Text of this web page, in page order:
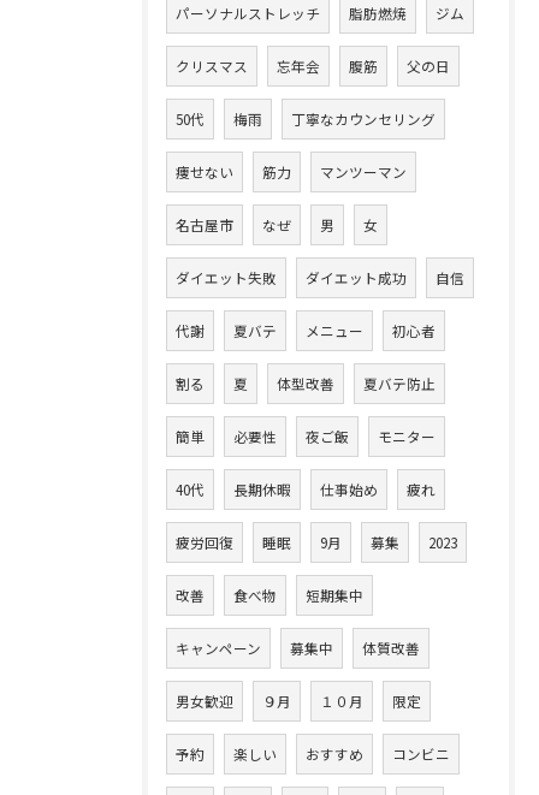
パーソナルストレッチ 脂肪燃焼 ジム
クリスマス 忘年会 腹筋 父の日
50代 梅雨 丁寧なカウンセリング
痩せない 筋力 マンツーマン
名古屋市 なぜ 男 女
ダイエット失敗 ダイエット成功 自信
代謝 夏バテ メニュー 初心者
割る 夏 体型改善 夏バテ防止
簡単 必要性 夜ご飯 モニター
40代 長期休暇 仕事始め 疲れ
疲労回復 睡眠 9月 募集 2023
改善 食べ物 短期集中
キャンペーン 募集中 体質改善
男女歓迎 ９月 １０月 限定
予約 楽しい おすすめ コンビニ